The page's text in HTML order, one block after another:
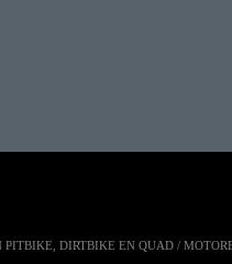
PITBIKE, DIRTBIKE EN QUAD /